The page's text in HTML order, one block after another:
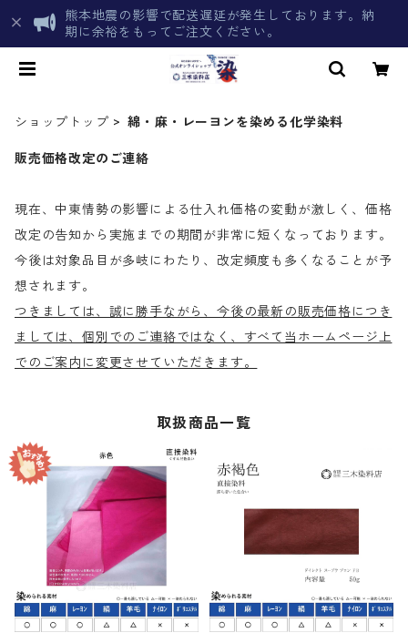
熊本地震の影響で配送遅延が発生しております。納
期に余裕をもってご注文ください。
ショップトップ 綿・麻・レーヨンを染める化学染料
販売価格改定のご連絡
現在、中東情勢の影響による仕入れ価格の変動が激しく、価格
改定の告知から実施までの期間が非常に短くなっております。
今後は対象品目が多岐にわたり、改定頻度も多くなることが予
想されます。
つきましては、誠に勝手ながら、今後の最新の販売価格につき
ましては、個別でのご連絡ではなく、すべて当ホームページ上
でのご案内に変更させていただきます。
取扱商品一覧